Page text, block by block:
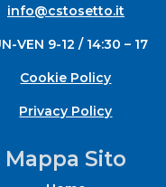
info@cstosetto.it
VEN 9-12 / 14:30 – 17
Cookie Policy
Privacy Policy
Mappa Sito